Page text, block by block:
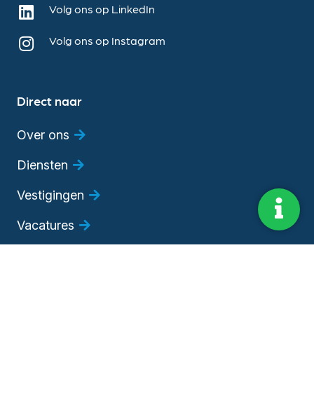
Volg ons op LinkedIn
Volg ons op Instagram
Direct naar
Over ons
Diensten
Vestigingen
Vacatures